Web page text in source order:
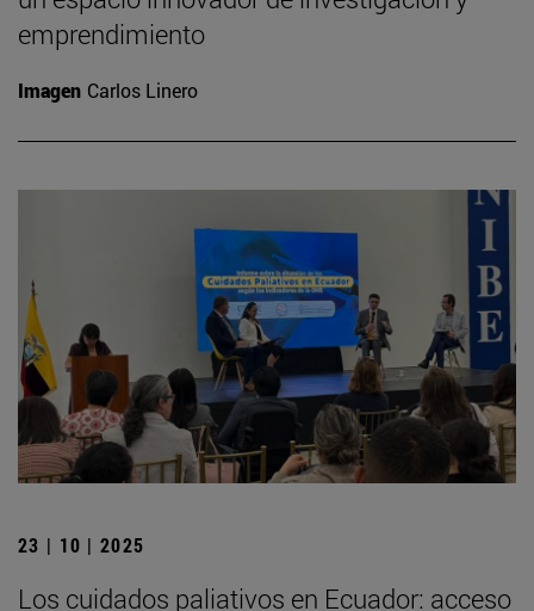
emprendimiento
Imagen Carlos Linero
23 | 10 | 2025
Los cuidados paliativos en Ecuador: acceso